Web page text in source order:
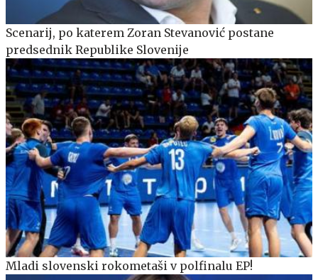
Scenarij, po katerem Zoran Stevanović postane
predsednik Republike Slovenije
Mladi slovenski rokometaši v polfinalu EP!